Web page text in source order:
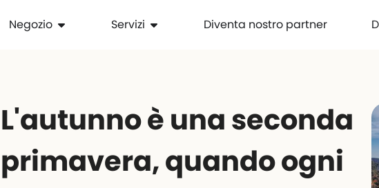
Negozio Servizi Diventa nostro partner
L'autunno è una seconda
primavera, quando ogni